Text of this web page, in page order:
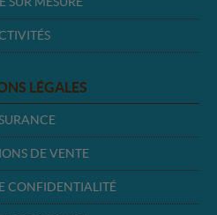
LÉGALES
DE VENTE
CONFIDENTIALITÉ